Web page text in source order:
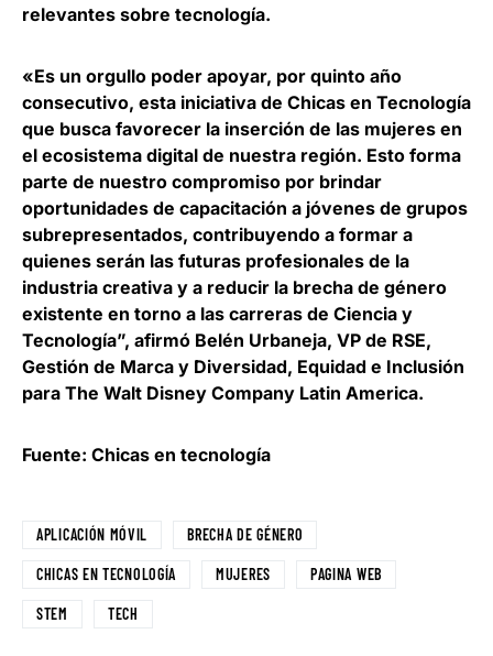
relevantes sobre tecnología.
«Es un orgullo poder apoyar, por quinto año
consecutivo, esta iniciativa de Chicas en Tecnología
que busca favorecer la inserción de las mujeres en
el ecosistema digital de nuestra región. Esto forma
parte de nuestro compromiso por brindar
oportunidades de capacitación a jóvenes de grupos
subrepresentados, contribuyendo a formar a
quienes serán las futuras profesionales de la
industria creativa y a reducir la brecha de género
existente en torno a las carreras de Ciencia y
Tecnología”, afirmó Belén Urbaneja, VP de RSE,
Gestión de Marca y Diversidad, Equidad e Inclusión
para The Walt Disney Company Latin America.
Fuente: Chicas en tecnología
APLICACIÓN MÓVIL BRECHA DE GÉNERO
CHICAS EN TECNOLOGÍA MUJERES PAGINA WEB
STEM TECH